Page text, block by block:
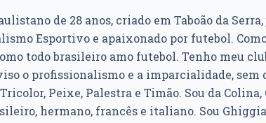
de 28 anos, criado em Taboão da
Esportivo e apaixonado por futebol.
todo brasileiro amo futebol. Tenho meu
o profissionalismo e a imparcialidade, sem
Peixe, Palestra e Timão. Sou da Colina,
hermano, francês e italiano. Sou